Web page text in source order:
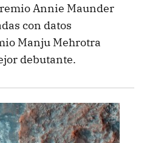
Annie Maunder
con datos
Manju Mehrotra
debutante.